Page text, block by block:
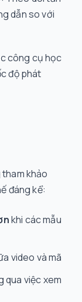
dẫn so với
công cụ học
độ phát
khảo
đáng kể:
khi các mẫu
video và mã
qua việc xem